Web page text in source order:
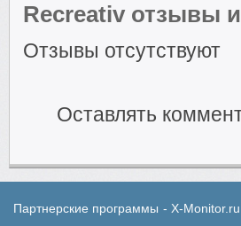
Recreativ отзывы
Отзывы отсутствуют
Оставлять
Партнерские программы - X-